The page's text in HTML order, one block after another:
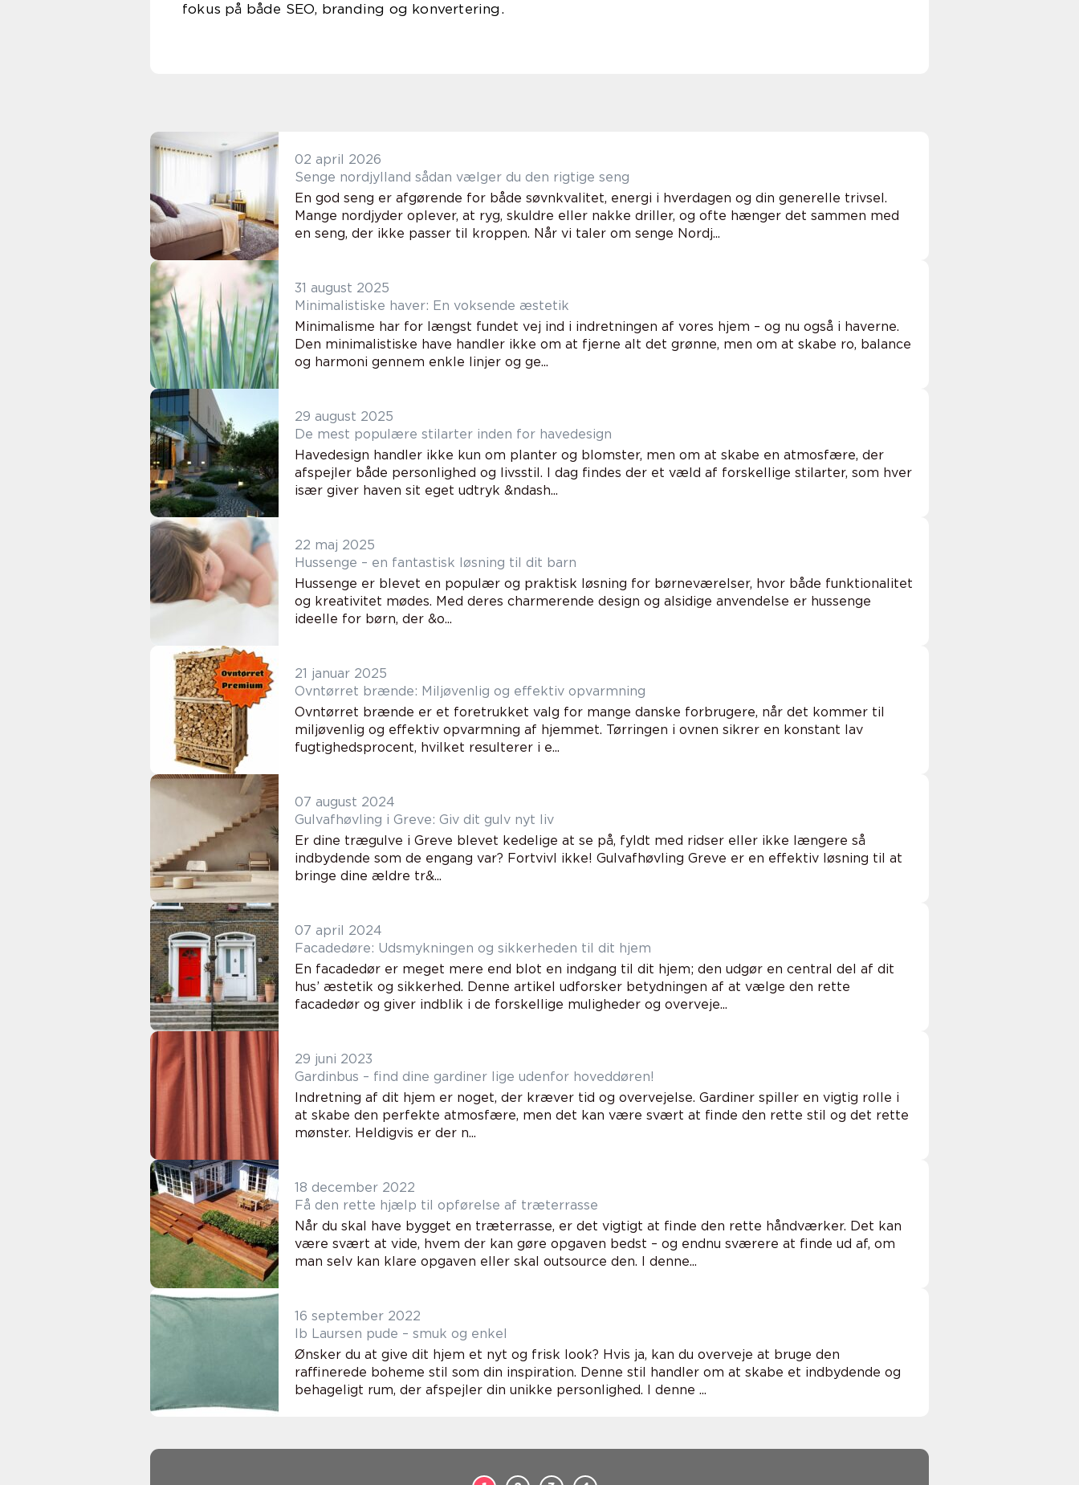
fokus på både SEO, branding og konvertering.
02 april 2026
Senge nordjylland sådan vælger du den rigtige seng
En god seng er afgørende for både søvnkvalitet, energi i hverdagen og din generelle trivsel.
Mange nordjyder oplever, at ryg, skuldre eller nakke driller, og ofte hænger det sammen med
en seng, der ikke passer til kroppen. Når vi taler om senge Nordj...
31 august 2025
Minimalistiske haver: En voksende æstetik
Minimalisme har for længst fundet vej ind i indretningen af vores hjem – og nu også i haverne.
Den minimalistiske have handler ikke om at fjerne alt det grønne, men om at skabe ro, balance
og harmoni gennem enkle linjer og ge...
29 august 2025
De mest populære stilarter inden for havedesign
Havedesign handler ikke kun om planter og blomster, men om at skabe en atmosfære, der
afspejler både personlighed og livsstil. I dag findes der et væld af forskellige stilarter, som hver
især giver haven sit eget udtryk &ndash...
22 maj 2025
Hussenge – en fantastisk løsning til dit barn
Hussenge er blevet en populær og praktisk løsning for børneværelser, hvor både funktionalitet
og kreativitet mødes. Med deres charmerende design og alsidige anvendelse er hussenge
ideelle for børn, der &o...
21 januar 2025
Ovntørret brænde: Miljøvenlig og effektiv opvarmning
Ovntørret brænde er et foretrukket valg for mange danske forbrugere, når det kommer til
miljøvenlig og effektiv opvarmning af hjemmet. Tørringen i ovnen sikrer en konstant lav
fugtighedsprocent, hvilket resulterer i e...
07 august 2024
Gulvafhøvling i Greve: Giv dit gulv nyt liv
Er dine trægulve i Greve blevet kedelige at se på, fyldt med ridser eller ikke længere så
indbydende som de engang var? Fortvivl ikke! Gulvafhøvling Greve er en effektiv løsning til at
bringe dine ældre tr&...
07 april 2024
Facadedøre: Udsmykningen og sikkerheden til dit hjem
En facadedør er meget mere end blot en indgang til dit hjem; den udgør en central del af dit
hus’ æstetik og sikkerhed. Denne artikel udforsker betydningen af at vælge den rette
facadedør og giver indblik i de forskellige muligheder og overveje...
29 juni 2023
Gardinbus – find dine gardiner lige udenfor hoveddøren!
Indretning af dit hjem er noget, der kræver tid og overvejelse. Gardiner spiller en vigtig rolle i
at skabe den perfekte atmosfære, men det kan være svært at finde den rette stil og det rette
mønster. Heldigvis er der n...
18 december 2022
Få den rette hjælp til opførelse af træterrasse
Når du skal have bygget en træterrasse, er det vigtigt at finde den rette håndværker. Det kan
være svært at vide, hvem der kan gøre opgaven bedst – og endnu sværere at finde ud af, om
man selv kan klare opgaven eller skal outsource den. I denne...
16 september 2022
Ib Laursen pude – smuk og enkel
Ønsker du at give dit hjem et nyt og frisk look? Hvis ja, kan du overveje at bruge den
raffinerede boheme stil som din inspiration. Denne stil handler om at skabe et indbydende og
behageligt rum, der afspejler din unikke personlighed. I denne ...